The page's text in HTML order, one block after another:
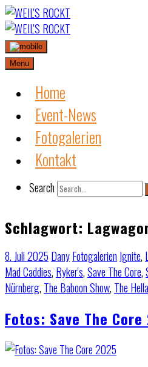
Skip
to
content
Menu
Home
Event-News
Fotogalerien
Kontakt
Search
Schlagwort:
8. Juli 2025 DanyFotogalerien Ignite,
Mad Caddies, Ryker's,Save The Core,
Nürnberg, The Baboon Show, The
Fotos: Save The